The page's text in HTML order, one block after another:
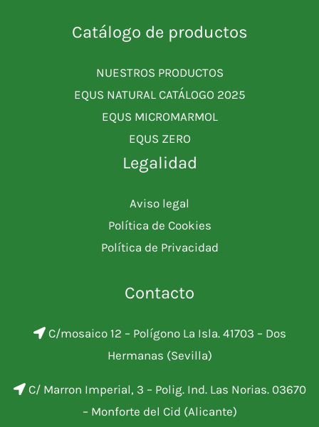
Catálogo de productos
NUESTROS PRODUCTOS
EQUS NATURAL CATÁLOGO 2025
EQUS MICROMARMOL
EQUS ZERO
Legalidad
Aviso legal
Política de Cookies
Política de Privacidad
Contacto
C/mosaico 12 – Polígono La Isla. 41703 – Dos
Hermanas (Sevilla)
C/ Marron Imperial, 3 – Polig. Ind. Las Norias. 03670
– Monforte del Cid (Alicante)